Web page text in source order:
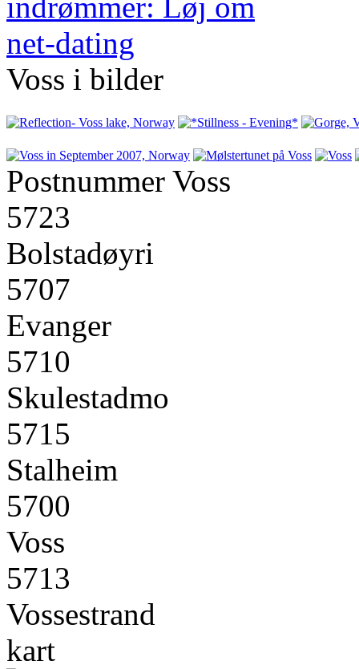
Voss i bilder
Postnummer Voss
5723
Bolstadøyri
5707
Evanger
5710
Skulestadmo
5715
Stalheim
5700
Voss
5713
Vossestrand
kart